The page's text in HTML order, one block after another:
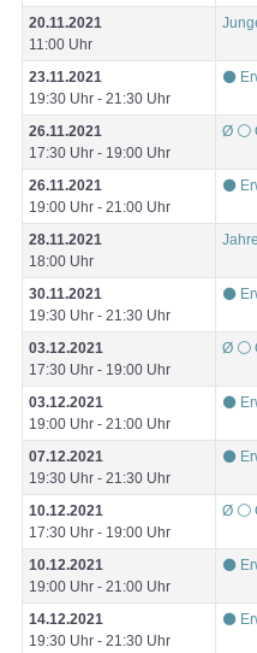
20.11.2021
11:00 Uhr
23.11.2021
19:30 Uhr - 21:30 Uhr
⚫
26.11.2021
17:30 Uhr - 19:00 Uhr
Ø ⚪
26.11.2021
19:00 Uhr - 21:00 Uhr
⚫
28.11.2021
18:00 Uhr
30.11.2021
19:30 Uhr - 21:30 Uhr
⚫
03.12.2021
17:30 Uhr - 19:00 Uhr
Ø ⚪
03.12.2021
19:00 Uhr - 21:00 Uhr
⚫
07.12.2021
19:30 Uhr - 21:30 Uhr
⚫
10.12.2021
17:30 Uhr - 19:00 Uhr
Ø ⚪
10.12.2021
19:00 Uhr - 21:00 Uhr
⚫
14.12.2021
19:30 Uhr - 21:30 Uhr
⚫